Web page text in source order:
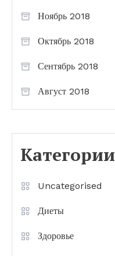
Ноябрь 2018
Октябрь 2018
Сентябрь 2018
Август 2018
Категории
Uncategorised
Диеты
Здоровье